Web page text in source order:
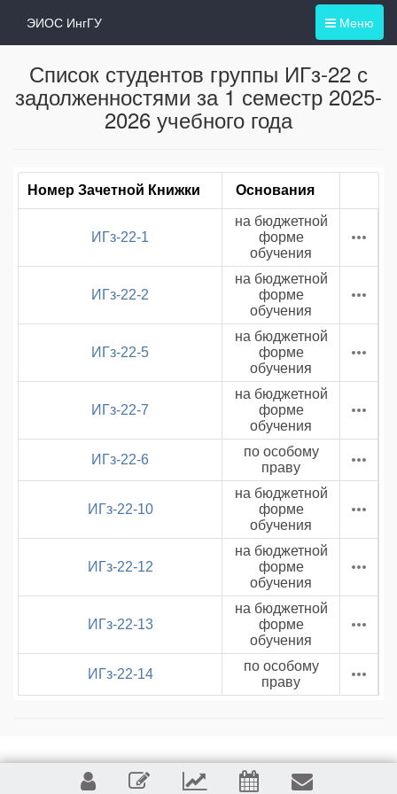
Меню
ЭИОС ИнгГУ
Список студентов группы ИГз-22 с
задолженностями за 1 семестр 2025-
2026 учебного года
Номер Зачетной Книжки Основания
ИГз-22-1
на бюджетной
форме
обучения
ИГз-22-2
на бюджетной
форме
обучения
ИГз-22-5
на бюджетной
форме
обучения
ИГз-22-7
на бюджетной
форме
обучения
ИГз-22-6
по особому
праву
ИГз-22-10
на бюджетной
форме
обучения
ИГз-22-12
на бюджетной
форме
обучения
ИГз-22-13
на бюджетной
форме
обучения
ИГз-22-14
по особому
праву